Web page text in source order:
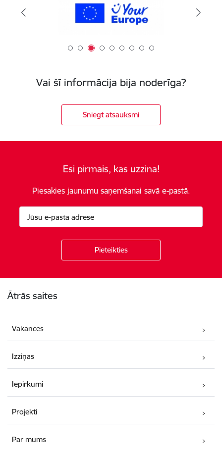
Vai šī informācija bija noderīga?
Sniegt atsauksmi
Esi pirmais, kas uzzina!
Piesakies jaunumu saņemšanai savā e-pastā.
Ātrās saites
Vakances
Izziņas
Iepirkumi
Projekti
Par mums